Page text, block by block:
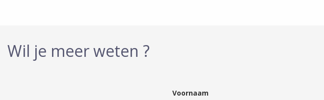
Wil je meer weten ?
Voornaam